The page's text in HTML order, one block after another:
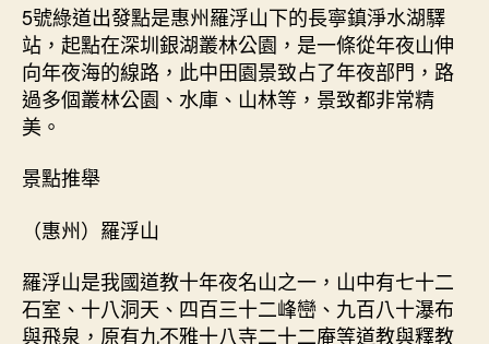
5號綠道出發點是惠州羅浮山下的長寧鎮淨水湖驛
站，起點在深圳銀湖叢林公園，是一條從年夜山伸
向年夜海的線路，此中田園景致占了年夜部門，路
過多個叢林公園、水庫、山林等，景致都非常精
美。
景點推舉
（惠州）羅浮山
羅浮山是我國道教十年夜名山之一，山中有七十二
石室、十八洞天、四百三十二峰巒、九百八十瀑布
與飛泉，原有九不雅十八寺二十二庵等道教與釋教